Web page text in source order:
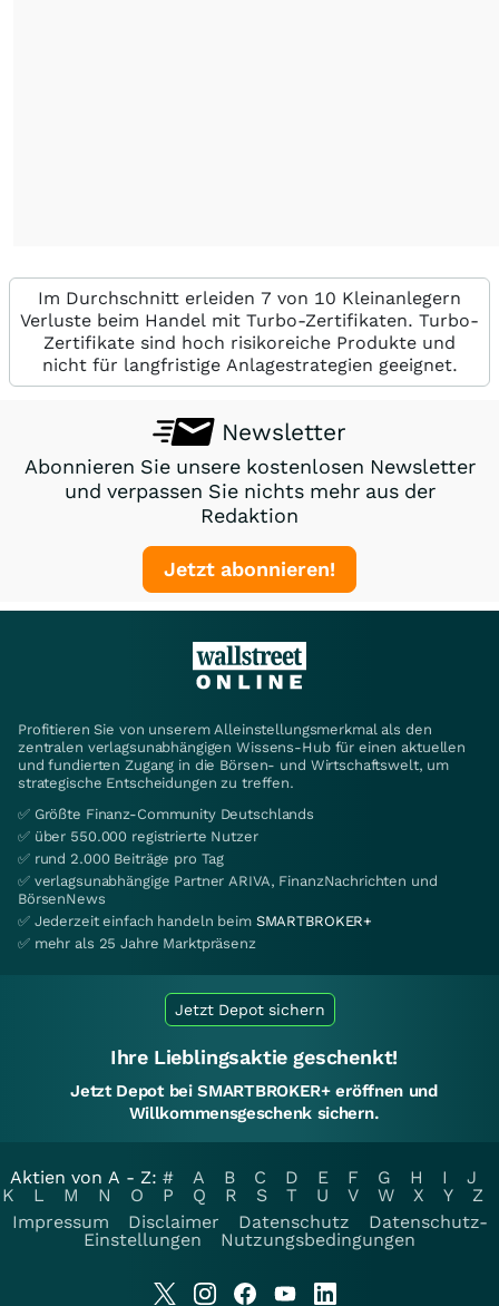
Im Durchschnitt erleiden 7 von 10 Kleinanlegern
Verluste beim Handel mit Turbo-Zertifikaten. Turbo-
Zertifikate sind hoch risikoreiche Produkte und
nicht für langfristige Anlagestrategien geeignet.
Newsletter
Abonnieren Sie unsere kostenlosen Newsletter
und verpassen Sie nichts mehr aus der
Redaktion
Jetzt abonnieren!
Profitieren Sie von unserem Alleinstellungsmerkmal als den
zentralen verlagsunabhängigen Wissens-Hub für einen aktuellen
und fundierten Zugang in die Börsen- und Wirtschaftswelt, um
strategische Entscheidungen zu treffen.
✅ Größte Finanz-Community Deutschlands
✅ über 550.000 registrierte Nutzer
✅ rund 2.000 Beiträge pro Tag
✅ verlagsunabhängige Partner ARIVA, FinanzNachrichten und
BörsenNews
✅ Jederzeit einfach handeln beim SMARTBROKER+
✅ mehr als 25 Jahre Marktpräsenz
Jetzt Depot sichern
Ihre Lieblingsaktie geschenkt!
Jetzt Depot bei SMARTBROKER+ eröffnen und
Willkommensgeschenk sichern.
Aktien von A - Z: # A B C D E F G H I
J
K
L M N O P Q R S T U V W X Y
Z
Impressum
Disclaimer Datenschutz
Datenschutz-
Einstellungen
Nutzungsbedingungen